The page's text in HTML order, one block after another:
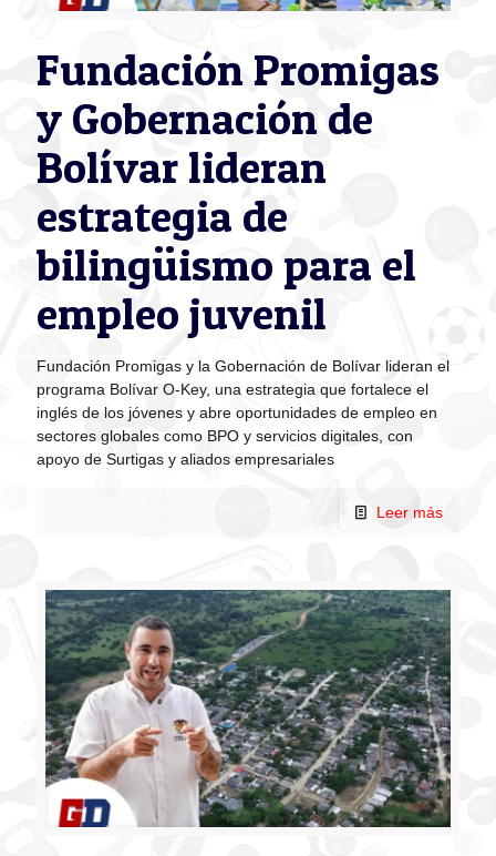
Fundación Promigas
y Gobernación de
Bolívar lideran
estrategia de
bilingüismo para el
empleo juvenil
Fundación Promigas y la Gobernación de Bolívar lideran el
programa Bolívar O-Key, una estrategia que fortalece el
inglés de los jóvenes y abre oportunidades de empleo en
sectores globales como BPO y servicios digitales, con
apoyo de Surtigas y aliados empresariales
Leer más